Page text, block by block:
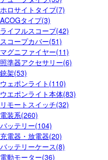
ホロサイトタイプ(7)
ACOGタイプ(3)
ライフルスコープ(42)
スコープカバー(51)
マグニファイヤー(11)
照準器アクセサリー(6)
銃架(53)
ウェポンライト(110)
ウエポンライト本体(83)
リモートスイッチ(32)
電装系(260)
バッテリー(104)
充電器・放電器(20)
バッテリーケース(8)
電動モーター(36)